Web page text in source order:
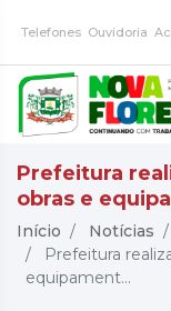
Telefones Ouvidoria
Prefeitura
obras e
Início Notícias
Prefeitura
equipament...